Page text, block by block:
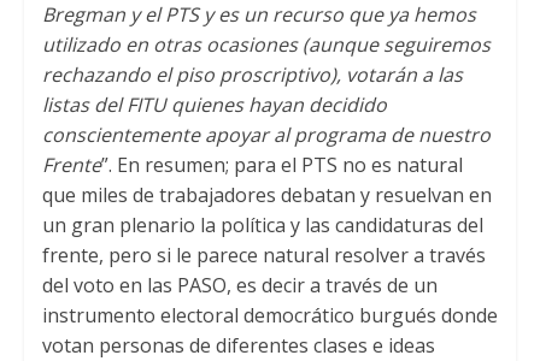
Bregman y el PTS y es un recurso que ya hemos
utilizado en otras ocasiones(aunque seguiremos
rechazando el piso proscriptivo), votarán a las
listas del FITU quienes hayan decidido
conscientemente apoyar al programa de nuestro
Frente”. En resumen; para el PTS no es natural
que miles de trabajadores debatan y resuelvan en
un gran plenario la política y las candidaturas del
frente, pero si le parece natural resolver a través
del voto en las PASO, es decir a través de un
instrumento electoral democrático burgués donde
votan personas de diferentes clases e ideas